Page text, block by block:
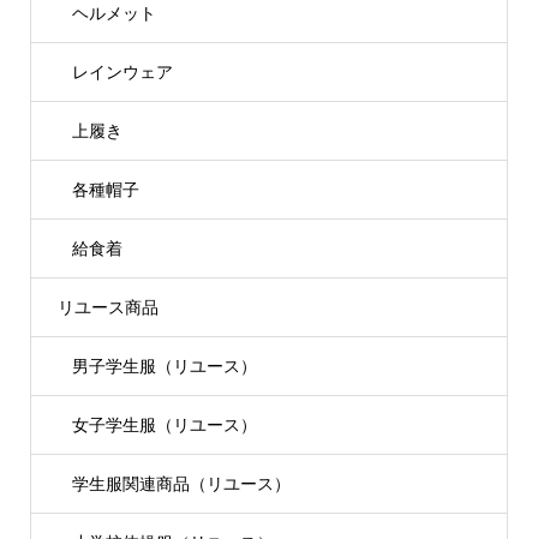
ヘルメット
レインウェア
上履き
各種帽子
給食着
リユース商品
男子学生服（リユース）
女子学生服（リユース）
学生服関連商品（リユース）